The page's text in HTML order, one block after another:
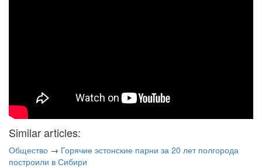
Similar articles:
Общество → Горячие эстонские парни за 20 лет полгорода
построили в Сибири